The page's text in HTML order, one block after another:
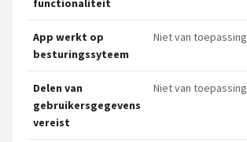
App werkt op
besturingssyteem
Niet van toepassing
Delen van
gebruikersgegevens
vereist
Niet van toepassing